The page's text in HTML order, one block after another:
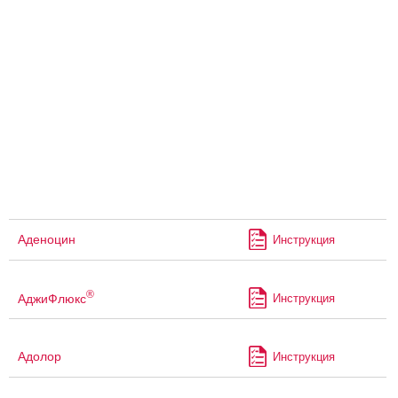
Аденоцин Инструкция
АджиФлюкс® Инструкция
Адолор Инструкция